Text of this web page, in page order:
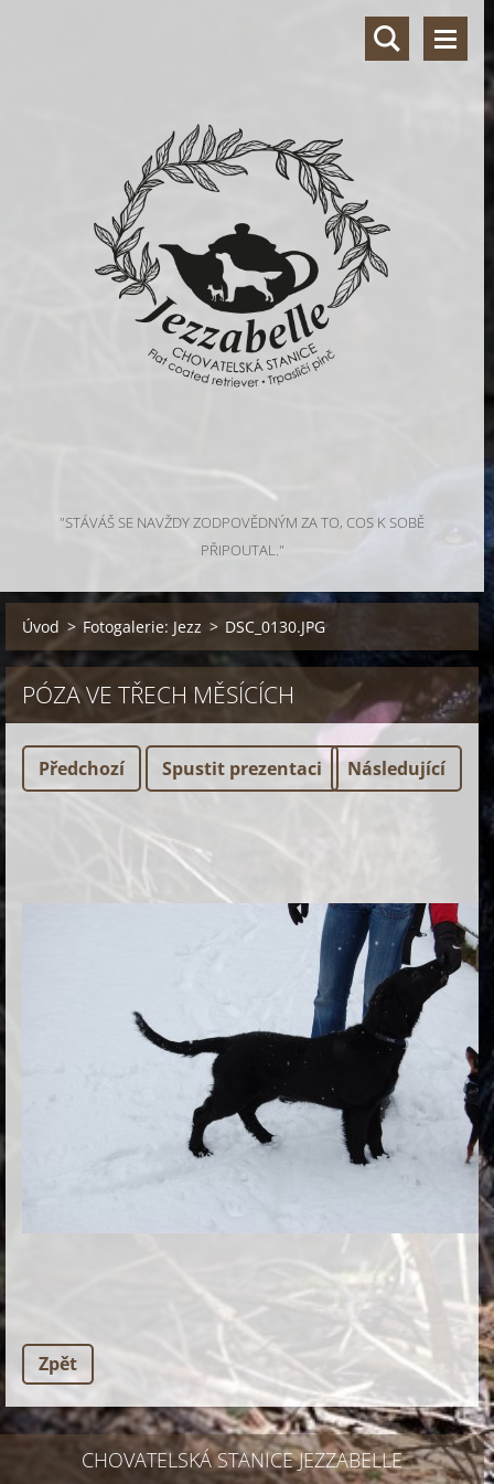
"STÁVÁŠ SE NAVŽDY ZODPOVĚDNÝM ZA TO, COS K SOBĚ
PŘIPOUTAL."
Úvod > Fotogalerie: Jezz > DSC_0130.JPG
PÓZA VE TŘECH MĚSÍCÍCH
Předchozí Spustit prezentaci Následující
Zpět
CHOVATELSKÁ STANICE JEZZABELLE